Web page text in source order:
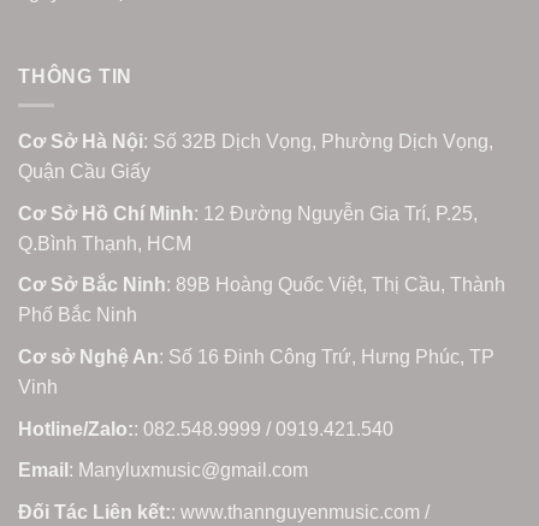
THÔNG TIN
Cơ Sở Hà Nội: Số 32B Dịch Vọng, Phường Dịch Vọng,
Quận Cầu Giấy
Cơ Sở Hồ Chí Minh: 12 Đường Nguyễn Gia Trí, P.25,
Q.Bình Thạnh, HCM
Cơ Sở Bắc Ninh: 89B Hoàng Quốc Việt, Thị Cầu, Thành
Phố Bắc Ninh
Cơ sở Nghệ An: Số 16 Đinh Công Trứ, Hưng Phúc, TP
Vinh
Hotline/Zalo:: 082.548.9999 / 0919.421.540
Email : Manyluxmusic@gmail.com
Đối Tác Liên kết:: www.thannguyenmusic.com /